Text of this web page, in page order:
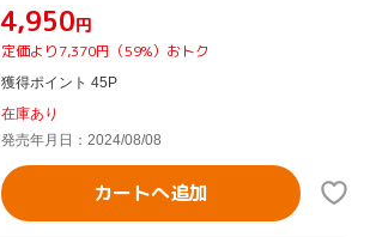
¥4,950円
定価より7,370円（59%）おトク
獲得ポイント 45P
在庫あり
発売年月日：2024/08/08
カートへ追加